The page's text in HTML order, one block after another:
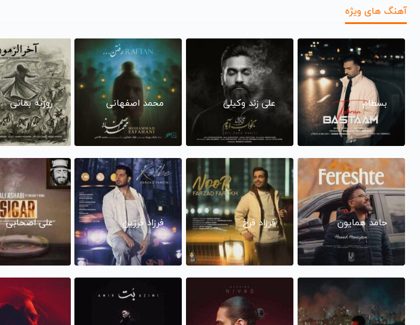
آهنگ های ویژه
بسطام علی زند وکیلی محمد اصفهانی روزبه بمانی
حامد همایون فرزاد فرخ فرزاد فرزین علی اصحابی